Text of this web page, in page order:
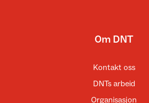
Om DNT
Kontakt oss
DNTs arbeid
Organisasjon